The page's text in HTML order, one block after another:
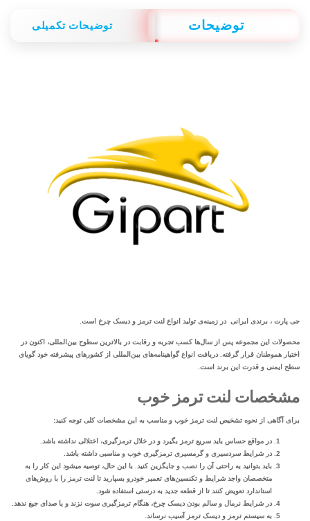
توضیحات توضیحات تکمیلی
جی پارت ، برندی ایرانی در زمینه‌ی تولید انواع لنت ترمز و دیسک چرخ است.
محصولات این مجموعه پس از سال‌ها کسب تجربه و رقابت در بالاترین سطوح بین‌المللی، اکنون در
اختیار هموطنان قرار گرفته. دریافت انواع گواهینامه‌های بین‌المللی از کشورهای پیشرفته خود گویای
سطح ایمنی و قدرت این برند است.
مشخصات لنت ترمز خوب
برای آگاهی از نحوه تشخیص لنت ترمز خوب و مناسب به این مشخصات کلی توجه کنید:
در مواقع حساس باید سریع ترمز بگیرد و در خلال ترمزگیری، اختلالی نداشته باشد.
در شرایط سردسیری و گرمسیری ترمزگیری خوب و مناسبی داشته باشد.
باید بتوانید به راحتی آن را نصب و جایگزین کنید. با این حال، توصیه می­شود این کار را به
متخصصان واجد شرایط و تکنسین‌­های تعمیر خودرو بسپارید تا لنت ترمز را با روش­‌های
استاندارد تعویض کنند تا از قطعه جدید به درستی استفاده شود.
در شرایط نرمال و سالم بودن دیسک چرخ، هنگام ترمزگیری سوت نزند و یا صدای جیغ ندهد.
به سیستم ترمز و دیسک ترمز آسیب نرساند.